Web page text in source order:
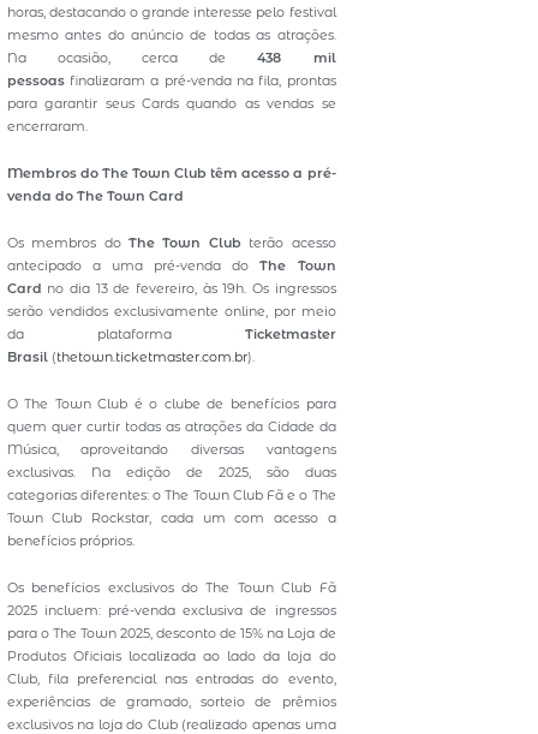
horas, destacando o grande interesse pelo festival
mesmo antes do anúncio de todas as atrações.
Na ocasião, cerca de438 mil
pessoasfinalizaram a pré-venda na fila, prontas
para garantir seus Cards quando as vendas se
encerraram.
Membros do The Town Club têm acesso a pré-
venda do The Town Card
Os membros do The Town Club terão acesso
antecipado a uma pré-venda doThe Town
Card no dia 13 de fevereiro, às 19h. Os ingressos
serão vendidos exclusivamente online, por meio
da plataforma Ticketmaster
Brasil(thetown.ticketmaster.com.br).
O The Town Club é o clube de benefícios para
quem quer curtir todas as atrações da Cidade da
Música, aproveitando diversas vantagens
exclusivas. Na edição de 2025, são duas
categorias diferentes: o The Town Club Fã e o The
Town Club Rockstar, cada um com acesso a
benefícios próprios.
Os benefícios exclusivos do The Town Club Fã
2025 incluem: pré-venda exclusiva de ingressos
para o The Town 2025, desconto de 15% na Loja de
Produtos Oficiais localizada ao lado da loja do
Club, fila preferencial nas entradas do evento,
experiências de gramado, sorteio de prêmios
exclusivos na loja do Club (realizado apenas uma